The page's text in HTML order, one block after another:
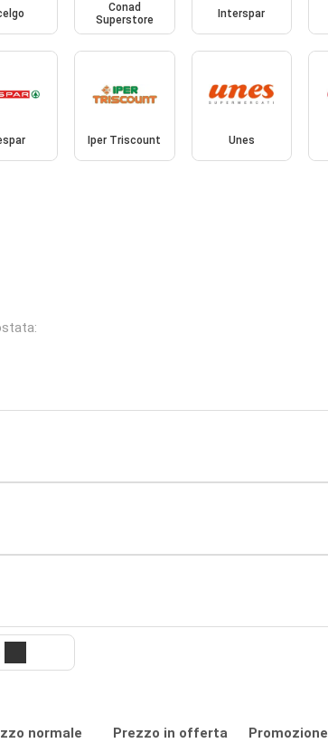
Conad
Superstore
Interspar
Iper Triscount Unes
normale Prezzo in offerta Promozione